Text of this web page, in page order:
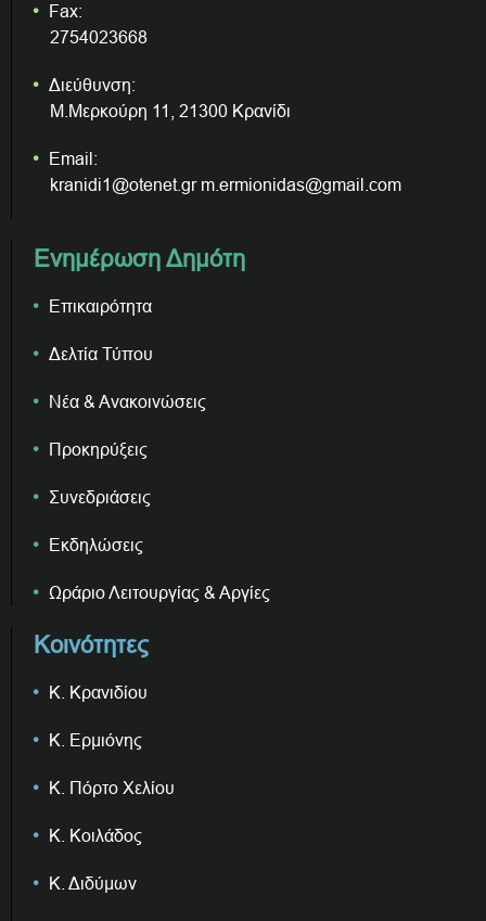
Fax:
2754023668
Διεύθυνση:
Μ.Μερκούρη 11, 21300 Κρανίδι
Email:
kranidi1@otenet.gr m.ermionidas@gmail.com
Ενημέρωση Δημότη
Επικαιρότητα
Δελτία Τύπου
Νέα & Ανακοινώσεις
Προκηρύξεις
Συνεδριάσεις
Εκδηλώσεις
Ωράριο Λειτουργίας & Αργίες
Κοινότητες
Κ. Κρανιδίου
Κ. Ερμιόνης
Κ. Πόρτο Χελίου
Κ. Κοιλάδος
Κ. Διδύμων